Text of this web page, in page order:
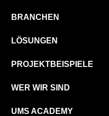
BRANCHEN
LÖSUNGEN
PROJEKTBEISPIELE
WER WIR SIND
UMS ACADEMY